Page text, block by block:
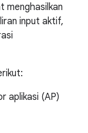
menghasilkan
input aktif,
aplikasi (AP)